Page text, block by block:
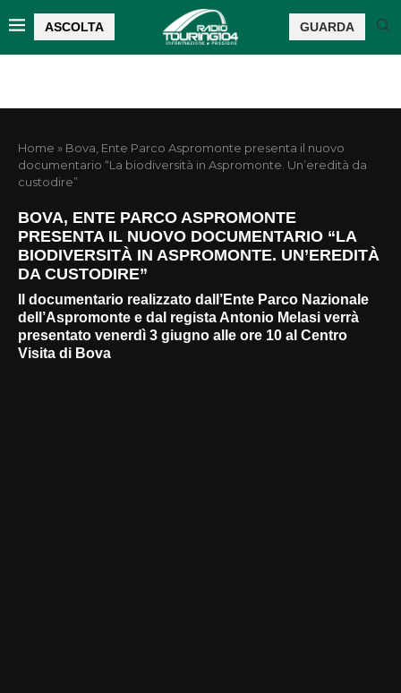
ASCOLTA GUARDA
Home » Bova, Ente Parco Aspromonte presenta il nuovo
documentario “La biodiversità in Aspromonte. Un’eredità da
custodire”
BOVA, ENTE PARCO ASPROMONTE
PRESENTA IL NUOVO DOCUMENTARIO “LA
BIODIVERSITÀ IN ASPROMONTE. UN’EREDITÀ
DA CUSTODIRE”
Il documentario realizzato dall’Ente Parco Nazionale
dell’Aspromonte e dal regista Antonio Melasi verrà
presentato venerdì 3 giugno alle ore 10 al Centro
Visita di Bova